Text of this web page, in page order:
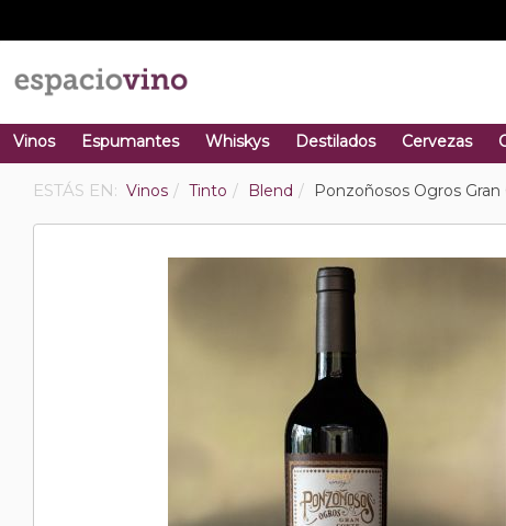
Vinos Espumantes Whiskys Destilados Cervezas
ESTÁS EN: Vinos Tinto Blend Ponzoñosos Ogros Gran